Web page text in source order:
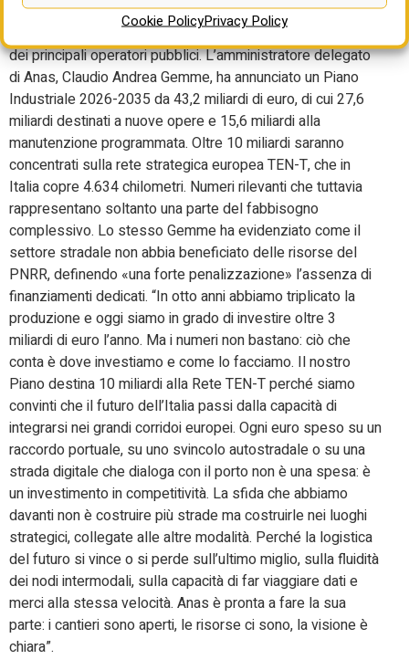
Cookie PolicyPrivacy Policy
La portata della sfida al centro degli Stati Generali di
Confindustria è chiaramente emersa anche dai programmi
dei principali operatori pubblici. L’amministratore delegato
di Anas, Claudio Andrea Gemme, ha annunciato un Piano
Industriale 2026-2035 da 43,2 miliardi di euro, di cui 27,6
miliardi destinati a nuove opere e 15,6 miliardi alla
manutenzione programmata. Oltre 10 miliardi saranno
concentrati sulla rete strategica europea TEN-T, che in
Italia copre 4.634 chilometri. Numeri rilevanti che tuttavia
rappresentano soltanto una parte del fabbisogno
complessivo. Lo stesso Gemme ha evidenziato come il
settore stradale non abbia beneficiato delle risorse del
PNRR, definendo «una forte penalizzazione» l’assenza di
finanziamenti dedicati. “In otto anni abbiamo triplicato la
produzione e oggi siamo in grado di investire oltre 3
miliardi di euro l’anno. Ma i numeri non bastano: ciò che
conta è dove investiamo e come lo facciamo. Il nostro
Piano destina 10 miliardi alla Rete TEN-T perché siamo
convinti che il futuro dell’Italia passi dalla capacità di
integrarsi nei grandi corridoi europei. Ogni euro speso su un
raccordo portuale, su uno svincolo autostradale o su una
strada digitale che dialoga con il porto non è una spesa: è
un investimento in competitività. La sfida che abbiamo
davanti non è costruire più strade ma costruirle nei luoghi
strategici, collegate alle altre modalità. Perché la logistica
del futuro si vince o si perde sull’ultimo miglio, sulla fluidità
dei nodi intermodali, sulla capacità di far viaggiare dati e
merci alla stessa velocità. Anas è pronta a fare la sua
parte: i cantieri sono aperti, le risorse ci sono, la visione è
chiara”.